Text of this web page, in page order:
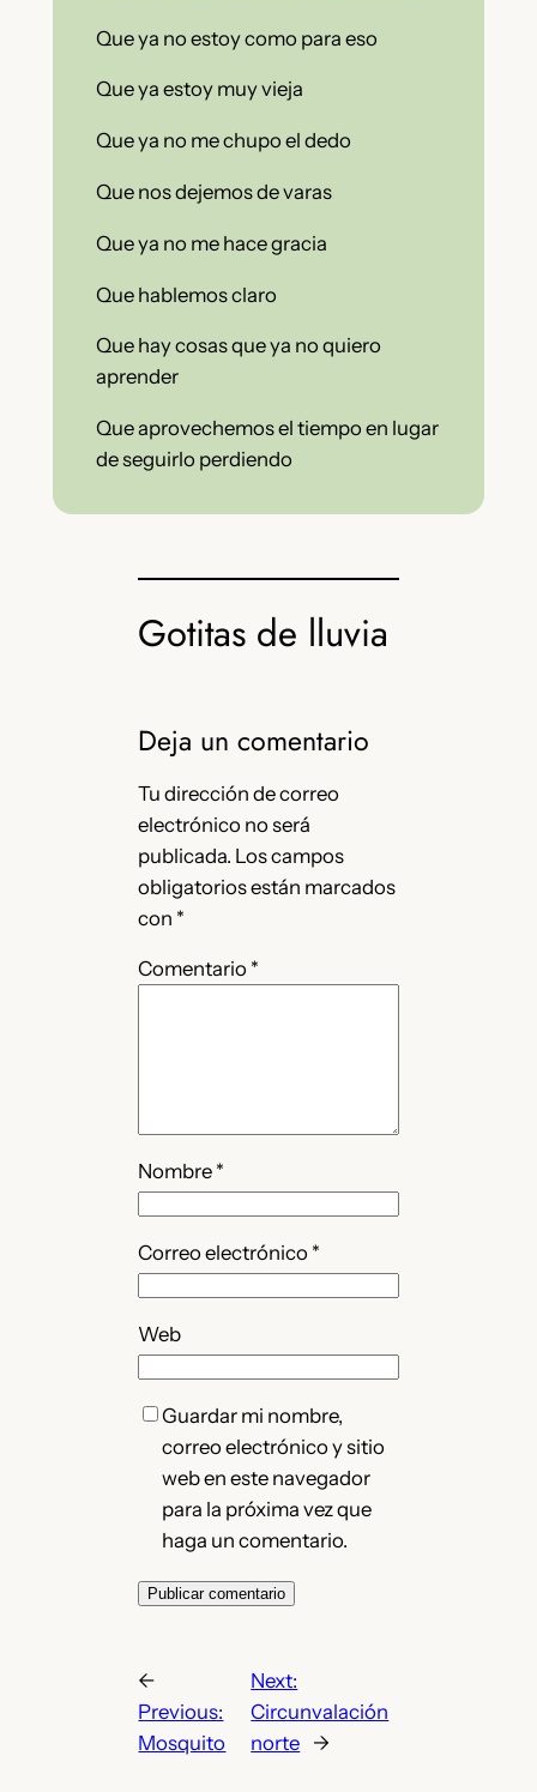
Que ya no estoy como para eso
Que ya estoy muy vieja
Que ya no me chupo el dedo
Que nos dejemos de varas
Que ya no me hace gracia
Que hablemos claro
Que hay cosas que ya no quiero
aprender
Que aprovechemos el tiempo en lugar
de seguirlo perdiendo
Gotitas de lluvia
Deja un comentario
Tu dirección de correo
electrónico no será
publicada. Los campos
obligatorios están marcados
con *
Comentario *
Nombre *
Correo electrónico *
Web
Guardar mi nombre,
correo electrónico y sitio
web en este navegador
para la próxima vez que
haga un comentario.
←
Previous:
Mosquito
Next:
Circunvalación
norte →